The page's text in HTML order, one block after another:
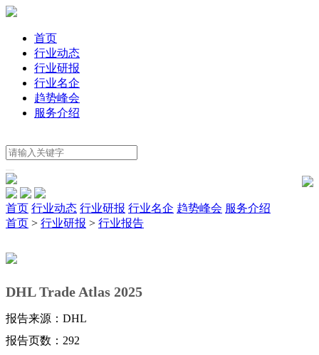
首页
行业动态
行业研报
行业名企
趋势峰会
服务介绍
首页 行业动态 行业研报 行业名企 趋势峰会 服务介绍
首页 > 行业研报 > 行业报告
DHL Trade Atlas 2025
报告来源：DHL
报告页数：292